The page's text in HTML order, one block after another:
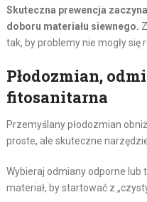
Skuteczna prewencja
doboru materiału siewnego.
tak, by problemy nie mogły się
Płodozmian,
fitosanitarna
Przemyślany płodozmian
proste, ale skuteczne
Wybieraj odmiany odporne
materiał, by startować z